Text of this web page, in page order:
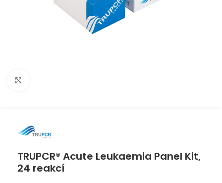
TRUPCR® Acute Leukaemia Panel Kit,
24 reakcí